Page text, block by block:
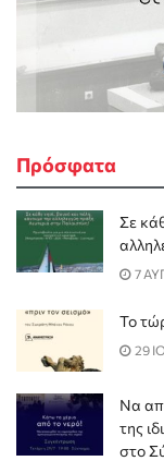
Πρόσφατα
Σε
7
Το
29
Να
της
στο